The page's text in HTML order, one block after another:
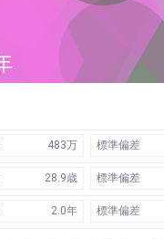
483万 標準偏差
28.9歳 標準偏差
2.0年 標準偏差